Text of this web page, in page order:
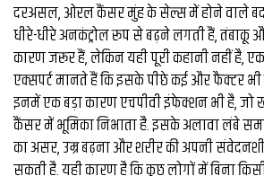
दरअसल, ओरल कैंसर मुंह के सेल्स में होने वाले
धीरे-धीरे अनकंट्रोल रूप से बढ़ने लगती हैं,
कारण जरूर हैं, लेकिन यही पूरी कहानी नहीं है,
एक्सपर्ट मानते हैं कि इसके पीछे कई और फैक्टर भी
इनमें एक बड़ा कारण एचपीवी इंफेक्शन भी है,
कैंसर में भूमिका निभाता है. इसके अलावा लंबे
का असर, उम्र बढ़ना और शरीर की अपनी
सकती है. यही कारण है कि कुछ लोगों में बिना